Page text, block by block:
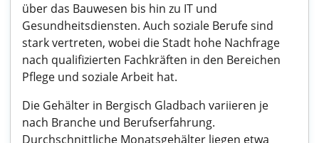
über das Bauwesen bis hin zu IT und
Gesundheitsdiensten. Auch soziale Berufe sind
stark vertreten, wobei die Stadt hohe Nachfrage
nach qualifizierten Fachkräften in den Bereichen
Pflege und soziale Arbeit hat.
Die Gehälter in Bergisch Gladbach variieren je
nach Branche und Berufserfahrung.
Durchschnittliche Monatsgehälter liegen etwa